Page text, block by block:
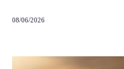
08/06/2026